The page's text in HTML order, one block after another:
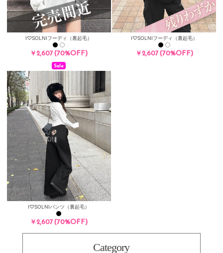
I♡SOLNIフーディ（裏起毛）
￥2,607(70%OFF)
I♡SOLNIフーディ（裏起毛）
￥2,607(70%OFF)
Sale
I♡SOLNIパンツ（裏起毛）
￥2,607(70%OFF)
Category